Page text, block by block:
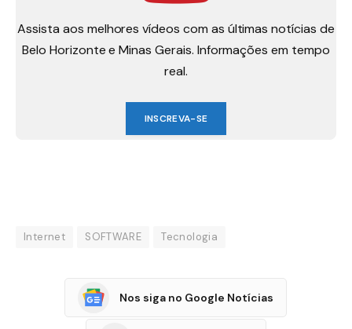
Assista aos melhores vídeos com as últimas notícias de
Belo Horizonte e Minas Gerais. Informações em tempo
real.
INSCREVA-SE
Internet SOFTWARE Tecnologia
Nos siga no Google Notícias